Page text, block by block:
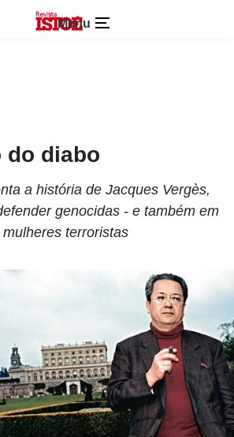
Menu
do diabo
a história de Jacques Vergès,
genocidas - e também em
terroristas